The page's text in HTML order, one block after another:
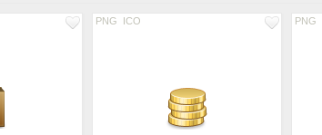
PNG ICO PNG